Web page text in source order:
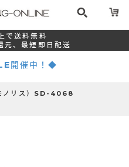
で送料無料
元、最短 即日配送
開催中！◆
リス）SD-4068